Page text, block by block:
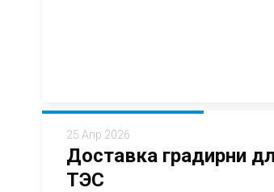
25 Апр 2026
Доставка градирни
ТЭС